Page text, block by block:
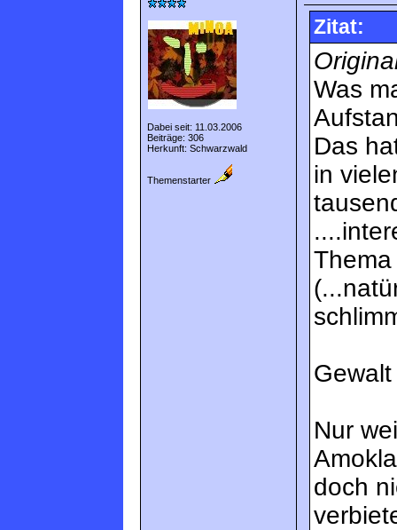
Dabei seit: 11.03.2006
Beiträge: 306
Herkunft: Schwarzwald
Themenstarter
Zitat:
Was
Das
in
Nur
doch